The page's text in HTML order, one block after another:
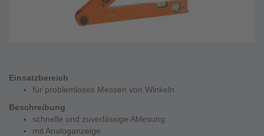
Einsatzbereich
für problemloses Messen von Winkeln
Beschreibung
schnelle und zuverlässige Ablesung
mit Analoganzeige